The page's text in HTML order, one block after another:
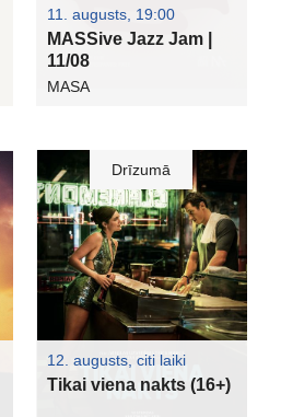
11. augusts, 19:00
MASSive Jazz Jam |
11/08
MASA
Drīzumā
12. augusts, citi laiki
Tikai viena nakts (16+)